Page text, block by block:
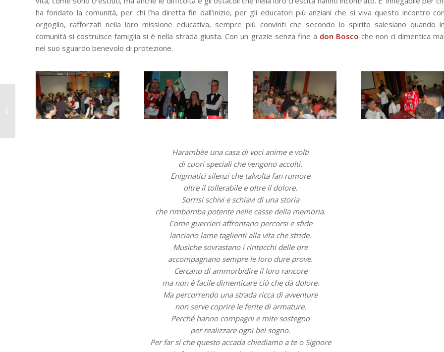
ha fondato la comunità, per chi l’ha diretta fin dall’inizio, per gli educatori più anziani che si viva questo incontro con
orgoglio, rafforzati nella loro missione educativa, sempre più convinti che secondo lo spirito salesiano quando in
comunità si costruisce famiglia si è nella strada giusta. Con un grazie senza fine a don Bosco che non ci dimentica mai
nel suo sguardo benevolo di protezione.
Harambèe una casa di voci anime e volti
di cuori speciali che vengono accolti.
Enigmatici silenzi che talvolta fan rumore
oltre il tollerabile e oltre il dolore.
Sorrisi schivi e schiavi di una storia
che rimbomba potente nelle casse della memoria.
Come guerrieri affrontano percorsi e sfide
lanciano lame taglienti alla vita che stride.
Musiche sovrastano i rintocchi delle ore
accompagnano sempre le loro dure prove.
Cercano di ammorbidire il loro rancore
ma non è facile dimenticare ciò che dà dolore.
Ma percorrendo una strada ricca di avventure
non serve coprire le ferite di armature.
Perché hanno compagni e mite sostegno
per realizzare ogni bel sogno.
Per far sì che questo accada chiediamo a te o Signore
Lombriasco – Col
Tempo e Col Po